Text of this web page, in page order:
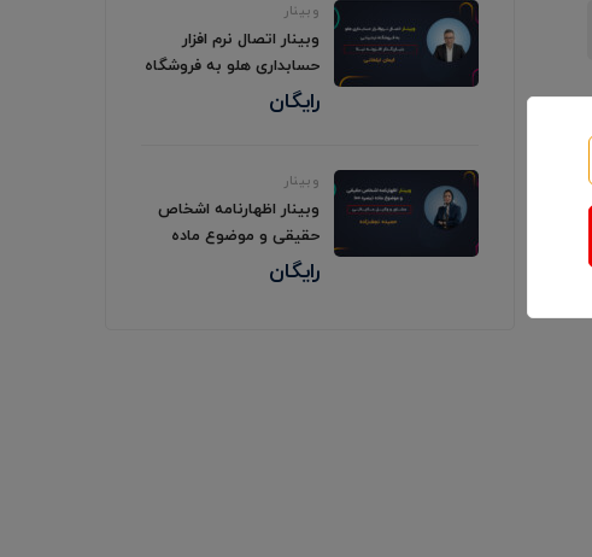
وبینار
وبینار اتصال نرم افزار
حسابداری هلو به فروشگاه
اینترنتی
رایگان
وبینار
وبینار اظهارنامه اشخاص
حقیقی و موضوع ماده
تبصره 100
رایگان